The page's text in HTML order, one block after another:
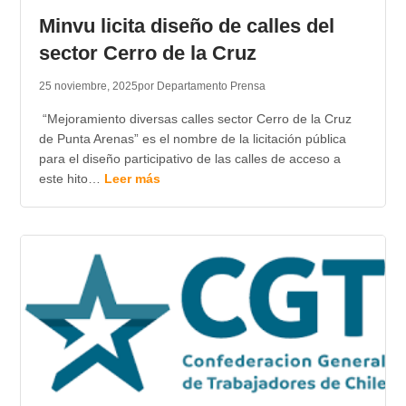
Minvu licita diseño de calles del
sector Cerro de la Cruz
25 noviembre, 2025por Departamento Prensa
“Mejoramiento diversas calles sector Cerro de la Cruz
de Punta Arenas” es el nombre de la licitación pública
para el diseño participativo de las calles de acceso a
este hito… Leer más